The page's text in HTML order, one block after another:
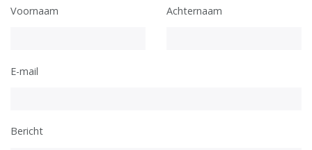
Voornaam Achternaam
E-mail
Bericht